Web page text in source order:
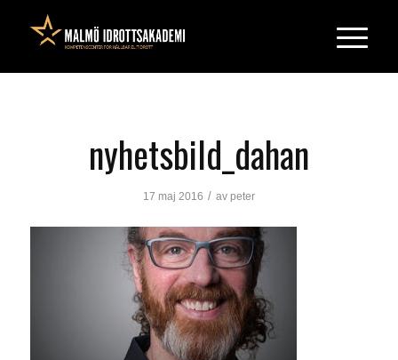
nyhetsbild_dahan
17 maj 2016 / av peter